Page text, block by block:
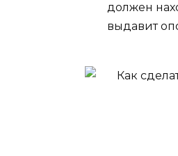
должен
выдавит